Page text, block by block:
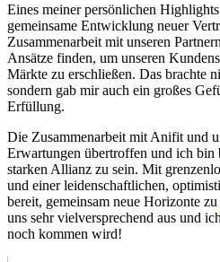
Eines meiner persönlichen
gemeinsame Entwicklung neuer
Zusammenarbeit mit unseren
Ansätze finden, um unseren
Märkte zu erschließen. Das brachte
sondern ⁢gab mir auch ein großes
Erfüllung.
Die Zusammenarbeit mit Anifit und
Erwartungen übertroffen und ich bin
starken Allianz zu ⁤sein. Mit
und einer leidenschaftlichen,
bereit, gemeinsam⁣ neue Horizonte zu
uns‌ sehr vielversprechend aus und
noch ⁤kommen wird!